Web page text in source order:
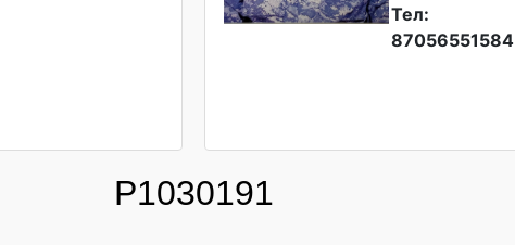
Тел:
87056551584
P1030191